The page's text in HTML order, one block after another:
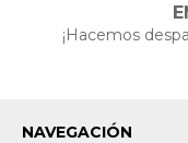
¡Hacemos
NAVEGACIÓN